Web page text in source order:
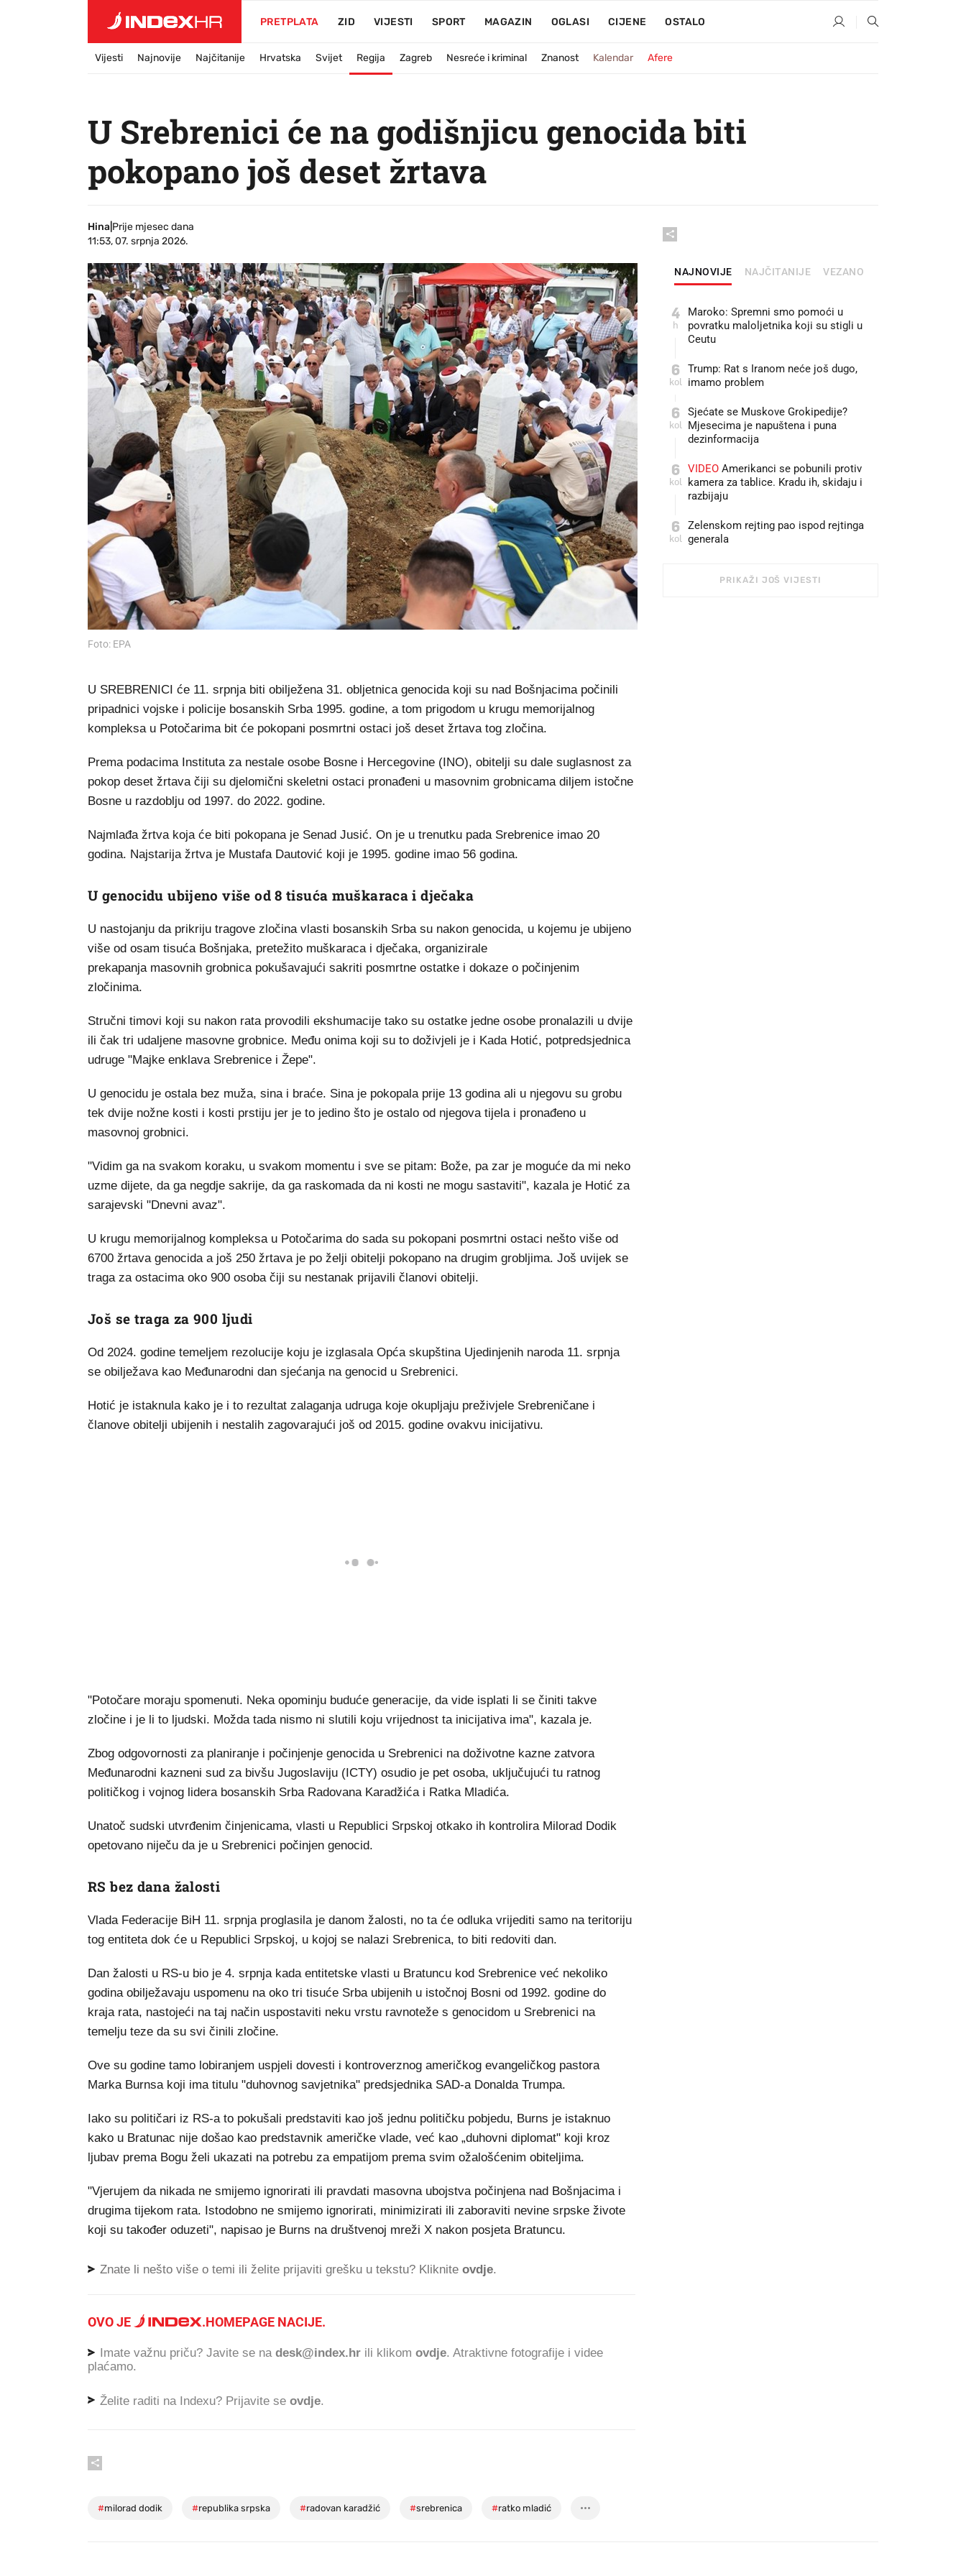
PRETPLATA ZID VIJESTI SPORT MAGAZIN OGLASI CIJENE OSTALO
Vijesti Najnovije Najčitanije Hrvatska Svijet Regija Zagreb Nesreće i kriminal Znanost Kalendar Afere
U Srebrenici će na godišnjicu genocida biti
pokopano još deset žrtava
Hina
Prije mjesec dana
11:53, 07. srpnja 2026.
Foto: EPA
U SREBRENICI će 11. srpnja biti obilježena 31. obljetnica genocida koji su nad Bošnjacima počinili
pripadnici vojske i policije bosanskih Srba 1995. godine, a tom prigodom u krugu memorijalnog
kompleksa u Potočarima bit će pokopani posmrtni ostaci još deset žrtava tog zločina.
Prema podacima Instituta za nestale osobe Bosne i Hercegovine (INO), obitelji su dale suglasnost za
pokop deset žrtava čiji su djelomični skeletni ostaci pronađeni u masovnim grobnicama diljem istočne
Bosne u razdoblju od 1997. do 2022. godine.
Najmlađa žrtva koja će biti pokopana je Senad Jusić. On je u trenutku pada Srebrenice imao 20
godina. Najstarija žrtva je Mustafa Dautović koji je 1995. godine imao 56 godina.
U genocidu ubijeno više od 8 tisuća muškaraca i dječaka
U nastojanju da prikriju tragove zločina vlasti bosanskih Srba su nakon genocida, u kojemu je ubijeno
više od osam tisuća Bošnjaka, pretežito muškaraca i dječaka, organizirale
prekapanja masovnih grobnica pokušavajući sakriti posmrtne ostatke i dokaze o počinjenim
zločinima.
Stručni timovi koji su nakon rata provodili ekshumacije tako su ostatke jedne osobe pronalazili u dvije
ili čak tri udaljene masovne grobnice. Među onima koji su to doživjeli je i Kada Hotić, potpredsjednica
udruge "Majke enklava Srebrenice i Žepe".
U genocidu je ostala bez muža, sina i braće. Sina je pokopala prije 13 godina ali u njegovu su grobu
tek dvije nožne kosti i kosti prstiju jer je to jedino što je ostalo od njegova tijela i pronađeno u
masovnoj grobnici.
"Vidim ga na svakom koraku, u svakom momentu i sve se pitam: Bože, pa zar je moguće da mi neko
uzme dijete, da ga negdje sakrije, da ga raskomada da ni kosti ne mogu sastaviti", kazala je Hotić za
sarajevski "Dnevni avaz".
U krugu memorijalnog kompleksa u Potočarima do sada su pokopani posmrtni ostaci nešto više od
6700 žrtava genocida a još 250 žrtava je po želji obitelji pokopano na drugim grobljima. Još uvijek se
traga za ostacima oko 900 osoba čiji su nestanak prijavili članovi obitelji.
Još se traga za 900 ljudi
Od 2024. godine temeljem rezolucije koju je izglasala Opća skupština Ujedinjenih naroda 11. srpnja
se obilježava kao Međunarodni dan sjećanja na genocid u Srebrenici.
Hotić je istaknula kako je i to rezultat zalaganja udruga koje okupljaju preživjele Srebreničane i
članove obitelji ubijenih i nestalih zagovarajući još od 2015. godine ovakvu inicijativu.
"Potočare moraju spomenuti. Neka opominju buduće generacije, da vide isplati li se činiti takve
zločine i je li to ljudski. Možda tada nismo ni slutili koju vrijednost ta inicijativa ima", kazala je.
Zbog odgovornosti za planiranje i počinjenje genocida u Srebrenici na doživotne kazne zatvora
Međunarodni kazneni sud za bivšu Jugoslaviju (ICTY) osudio je pet osoba, uključujući tu ratnog
političkog i vojnog lidera bosanskih Srba Radovana Karadžića i Ratka Mladića.
Unatoč sudski utvrđenim činjenicama, vlasti u Republici Srpskoj otkako ih kontrolira Milorad Dodik
opetovano niječu da je u Srebrenici počinjen genocid.
RS bez dana žalosti
Vlada Federacije BiH 11. srpnja proglasila je danom žalosti, no ta će odluka vrijediti samo na teritoriju
tog entiteta dok će u Republici Srpskoj, u kojoj se nalazi Srebrenica, to biti redoviti dan.
Dan žalosti u RS-u bio je 4. srpnja kada entitetske vlasti u Bratuncu kod Srebrenice već nekoliko
godina obilježavaju uspomenu na oko tri tisuće Srba ubijenih u istočnoj Bosni od 1992. godine do
kraja rata, nastojeći na taj način uspostaviti neku vrstu ravnoteže s genocidom u Srebrenici na
temelju teze da su svi činili zločine.
Ove su godine tamo lobiranjem uspjeli dovesti i kontroverznog američkog evangeličkog pastora
Marka Burnsa koji ima titulu "duhovnog savjetnika" predsjednika SAD-a Donalda Trumpa.
Iako su političari iz RS-a to pokušali predstaviti kao još jednu političku pobjedu, Burns je istaknuo
kako u Bratunac nije došao kao predstavnik američke vlade, već kao „duhovni diplomat" koji kroz
ljubav prema Bogu želi ukazati na potrebu za empatijom prema svim ožalošćenim obiteljima.
"Vjerujem da nikada ne smijemo ignorirati ili pravdati masovna ubojstva počinjena nad Bošnjacima i
drugima tijekom rata. Istodobno ne smijemo ignorirati, minimizirati ili zaboraviti nevine srpske živote
koji su također oduzeti", napisao je Burns na društvenoj mreži X nakon posjeta Bratuncu.
Znate li nešto više o temi ili želite prijaviti grešku u tekstu? Kliknite ovdje.
OVO JE .HOMEPAGE NACIJE.
Imate važnu priču? Javite se na desk@index.hr ili klikom ovdje. Atraktivne fotografije i videe
plaćamo.
Želite raditi na Indexu? Prijavite se ovdje.
#milorad dodik #republika srpska #radovan karadžić #srebrenica #ratko mladić
NAJNOVIJE NAJČITANIJE VEZANO
4
h
Maroko: Spremni smo pomoći u
povratku maloljetnika koji su stigli u
Ceutu
6
kol
Trump: Rat s Iranom neće još dugo,
imamo problem
6
kol
Sjećate se Muskove Grokipedije?
Mjesecima je napuštena i puna
dezinformacija
6
kol
VIDEO Amerikanci se pobunili protiv
kamera za tablice. Kradu ih, skidaju i
razbijaju
6
kol
Zelenskom rejting pao ispod rejtinga
generala
PRIKAŽI JOŠ VIJESTI